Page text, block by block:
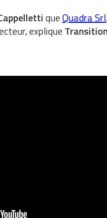
queQuadra Srl
explique